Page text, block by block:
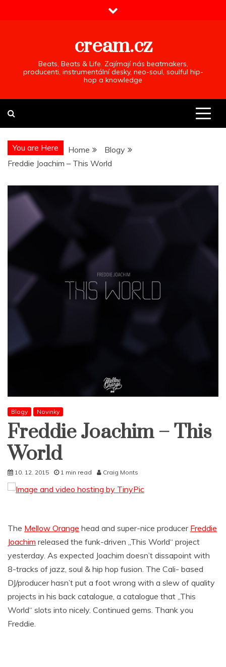
cream.cz
Beats, Beats & Life. Zajímají nás beatmakers,
producenti, instrumentální desky, neo-soul, soulful hip-
hop a knowledge
You are Here Home
Blogy
Freddie Joachim – This World
Blogy Novinky
Freddie Joachim – This
World
10. 12. 2015 1 min read Craig Monts
The Mellow Orange head and super-nice producer Freddie
Joachim released the funk-driven „This World“ project
yesterday. As expected Joachim doesn’t dissapoint with
8-tracks of jazz, soul & hip hop fusion. The Cali- based
DJ/producer hasn’t put a foot wrong with a slew of quality
projects in his back catalogue, a catalogue that „This
World“ slots into nicely. Continued gems. Thank you
Freddie.